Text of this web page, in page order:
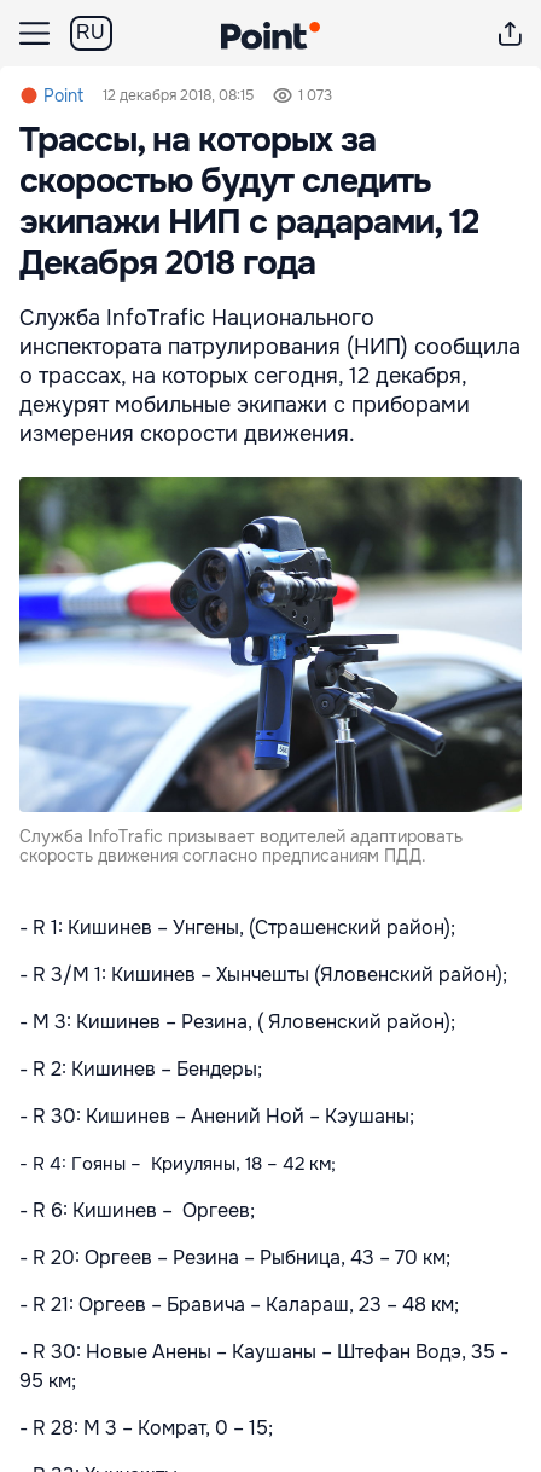
RU
Point 12 декабря 2018, 08:15 1 073
Трассы, на которых за
скоростью будут следить
экипажи НИП с радарами, 12
Декабря 2018 года
Служба InfoTrafic Национального
инспектората патрулирования (НИП) сообщила
о трассах, на которых сегодня, 12 декабря,
дежурят мобильные экипажи с приборами
измерения скорости движения.
Служба InfoTrafic призывает водителей адаптировать
скорость движения согласно предписаниям ПДД.
- R 1: Кишинев – Унгены, (Страшенский район);
- R 3/M 1: Кишинев – Хынчешты (Яловенский район);
- M 3: Кишинев – Резина, ( Яловенский район);
- R 2: Кишинев – Бендеры;
- R 30: Кишинев – Анений Ной – Кэушаны;
- R 4: Гояны – Криуляны, 18 – 42 км;
- R 6: Кишинев – Оргеев;
- R 20: Оргеев – Резина – Рыбница, 43 – 70 км;
- R 21: Оргеев – Бравича – Калараш, 23 – 48 км;
- R 30: Новые Анены – Каушаны – Штефан Водэ, 35 -
95 км;
- R 28: M 3 – Комрат, 0 – 15;